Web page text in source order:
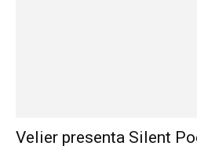
Velier presenta Silent